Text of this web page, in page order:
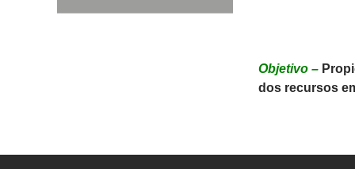
Objetivo –
dos recursos